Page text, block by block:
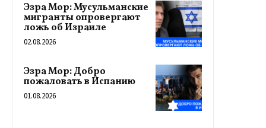
Эзра Мор: Мусульманские
мигранты опровергают
ложь об Израиле
02.08.2026
Эзра Мор: Добро
пожаловать в Испанию
01.08.2026